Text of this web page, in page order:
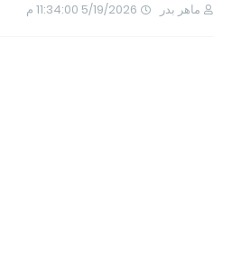
ماهر بدر 5/19/2026 11:34:00 م